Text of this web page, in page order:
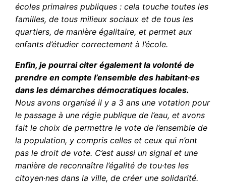
écoles primaires publiques : cela touche toutes les
familles, de tous milieux sociaux et de tous les
quartiers, de manière égalitaire, et permet aux
enfants d’étudier correctement à l’école.
Enfin, je pourrai citer également la volonté de
prendre en compte l’ensemble des habitant·es
dans les démarches démocratiques locales.
Nous avons organisé il y a 3 ans une votation pour
le passage à une régie publique de l’eau, et avons
fait le choix de permettre le vote de l’ensemble de
la population, y compris celles et ceux qui n’ont
pas le droit de vote. C’est aussi un signal et une
manière de reconnaître l’égalité de tou·tes les
citoyen·nes dans la ville, de créer une solidarité.